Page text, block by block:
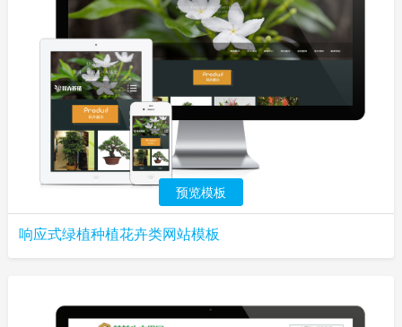
预览模板
响应式绿植种植花卉类网站模板